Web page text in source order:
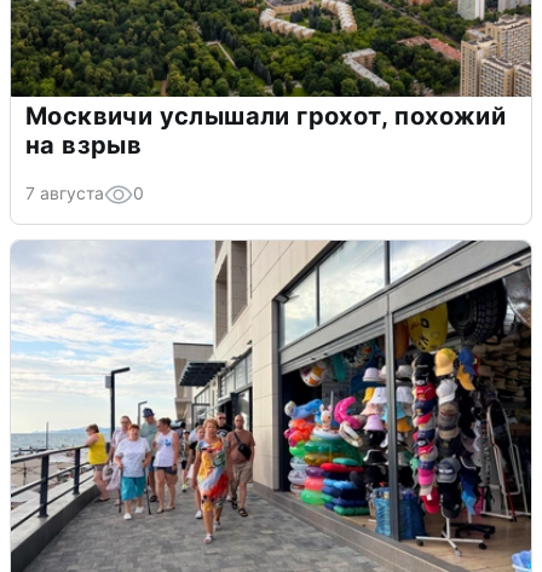
Москвичи услышали грохот, похожий
на взрыв
7 августа 0